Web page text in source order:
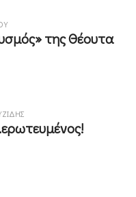
της Θέουτα